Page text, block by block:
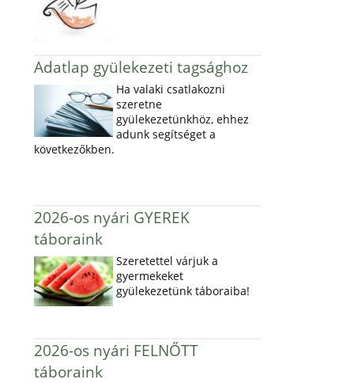
Adatlap gyülekezeti tagsághoz
Ha valaki csatlakozni
szeretne
gyülekezetünkhöz, ehhez
adunk segítséget a
következőkben.
2026-os nyári GYEREK
táboraink
Szeretettel várjuk a
gyermekeket
gyülekezetünk táboraiba!
2026-os nyári FELNŐTT
táboraink